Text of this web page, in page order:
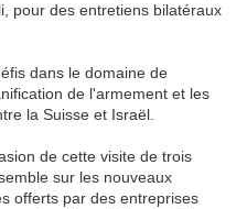
pour des entretiens bilatéraux
dans le domaine de
de l'armement et les
la Suisse et Israël.
de cette visite de trois
sur les nouveaux
offerts par des entreprises